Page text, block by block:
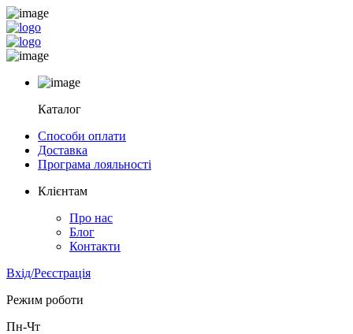
Каталог
Способи оплати
Доставка
Програма лояльності
Клієнтам
Про нас
Блог
Контакти
Вхід/Реєстрація
Режим роботи
Пн-Чт